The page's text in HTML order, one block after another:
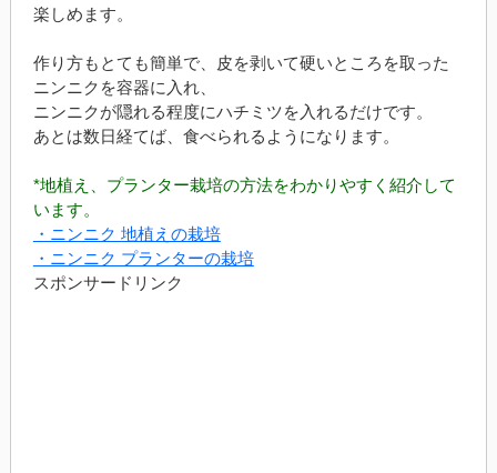
楽しめます。
作り方もとても簡単で、皮を剥いて硬いところを取った
ニンニクを容器に入れ、
ニンニクが隠れる程度にハチミツを入れるだけです。
あとは数日経てば、食べられるようになります。
*地植え、プランター栽培の方法をわかりやすく紹介して
います。
・ニンニク 地植えの栽培
・ニンニク プランターの栽培
スポンサードリンク